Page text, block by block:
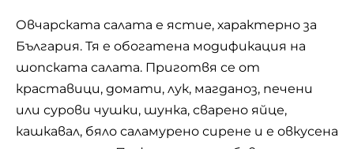
типично и изконно българско.